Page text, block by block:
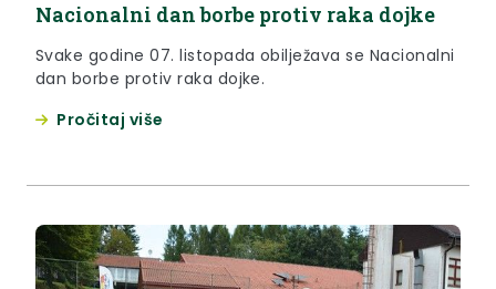
Nacionalni dan borbe protiv raka dojke
Svake godine 07. listopada obilježava se Nacionalni
dan borbe protiv raka dojke.
Pročitaj više